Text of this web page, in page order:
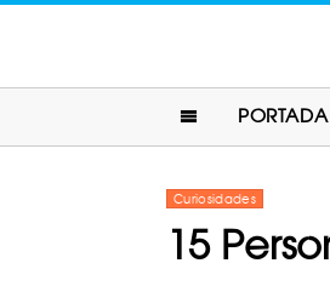
PORTADA
Curiosidades
15